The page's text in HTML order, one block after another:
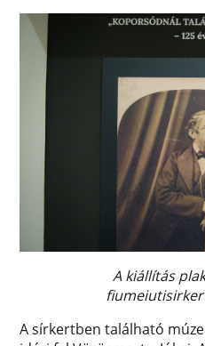
A kiállítás
A sírkertben található